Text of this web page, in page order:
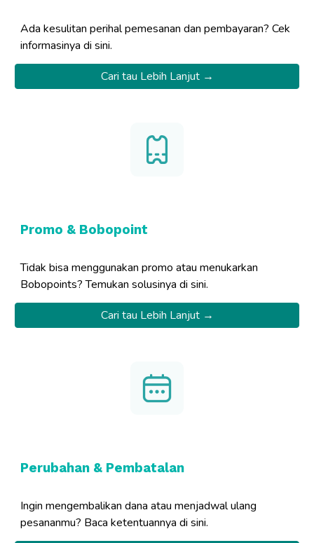
Ada kesulitan perihal pemesanan dan pembayaran? Cek
informasinya di sini.
Cari tau Lebih Lanjut →
Promo & Bobopoint
Tidak bisa menggunakan promo atau menukarkan
Bobopoints? Temukan solusinya di sini.
Cari tau Lebih Lanjut →
Perubahan & Pembatalan
Ingin mengembalikan dana atau menjadwal ulang
pesananmu? Baca ketentuannya di sini.